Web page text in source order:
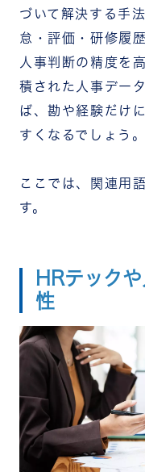
ステップ3｜分
ステップ5｜
ピープルアナリ
分析の目的明
個人情報保護
専門人材・ス
づいて解決する手法
怠・評価・研修履
人事判断の精度を
積された人事デー
ば、勘や経験だけ
すくなるでしょう。
ここでは、関連用
す。
HRテック
性